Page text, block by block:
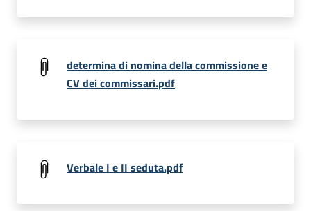
determina di nomina della commissione e
CV dei commissari.pdf
Verbale I e II seduta.pdf